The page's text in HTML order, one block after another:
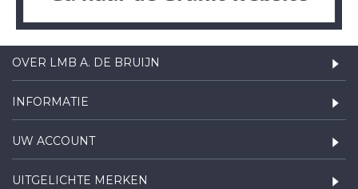
OVER LMB A. DE BRUIJN
INFORMATIE
UW ACCOUNT
UITGELICHTE MERKEN